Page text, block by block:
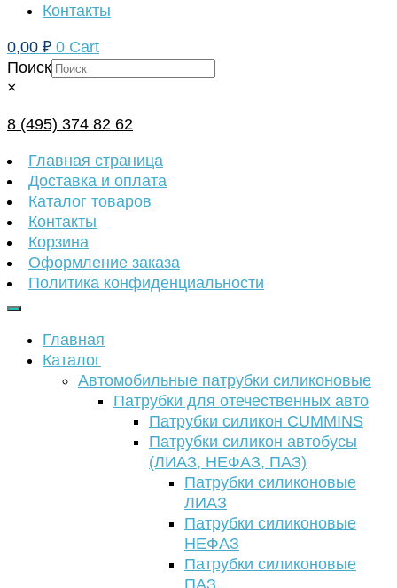
Контакты
0,00 ₽ 0 Cart
Поиск
×
8 (495) 374 82 62
Главная страница
Доставка и оплата
Каталог товаров
Контакты
Корзина
Оформление заказа
Политика конфиденциальности
Главная
Каталог
Автомобильные патрубки силиконовые
Патрубки для отечественных авто
Патрубки силикон CUMMINS
Патрубки силикон автобусы
(ЛИАЗ, НЕФАЗ, ПАЗ)
Патрубки силиконовые
ЛИАЗ
Патрубки силиконовые
НЕФАЗ
Патрубки силиконовые
ПАЗ